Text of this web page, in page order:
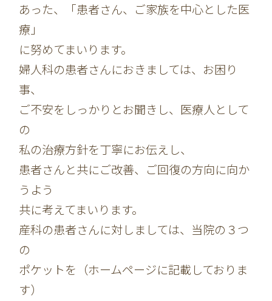
あった、「患者さん、ご家族を中心とした医
療」
に努めてまいります。
婦人科の患者さんにおきましては、お困り
事、
ご不安をしっかりとお聞きし、医療人として
の
私の治療方針を丁寧にお伝えし、
患者さんと共にご改善、ご回復の方向に向か
うよう
共に考えてまいります。
産科の患者さんに対しましては、当院の３つ
の
ポケットを（ホームページに記載しておりま
す）